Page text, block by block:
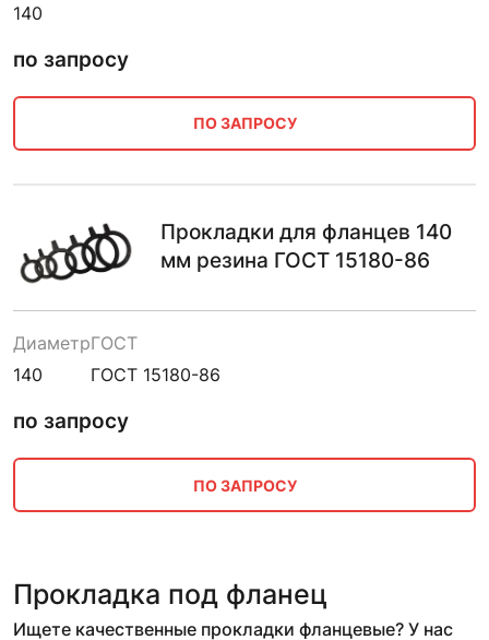
140
по запросу
ПО ЗАПРОСУ
Прокладки для фланцев 140
мм резина ГОСТ 15180-86
Диаметр
140
ГОСТ
ГОСТ 15180-86
по запросу
ПО ЗАПРОСУ
Прокладка под фланец
Ищете качественные прокладки фланцевые? У нас